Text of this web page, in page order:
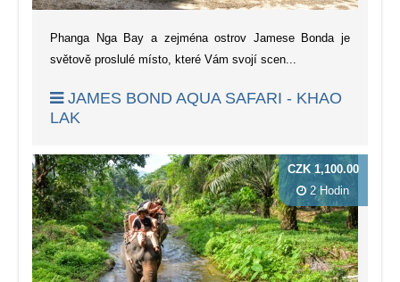
Phanga Nga Bay a zejména ostrov Jamese Bonda je
světově proslulé místo, které Vám svojí scen...
JAMES BOND AQUA SAFARI - KHAO
LAK
CZK 1,100.00
2 Hodin